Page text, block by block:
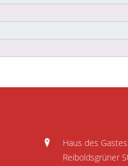
Haus des Gastes
Reiboldsgrüner